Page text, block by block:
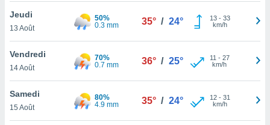
le
ainsi
un
la
du
Jeudi
13 Août
50%
0.3 mm
35° / 24° 13- 33
km/h
Vendredi
14 Août
70%
0.7 mm
36° / 25° 11 - 27
km/h
Samedi
15 Août
80%
4.9 mm
35° / 24° 12- 31
km/h